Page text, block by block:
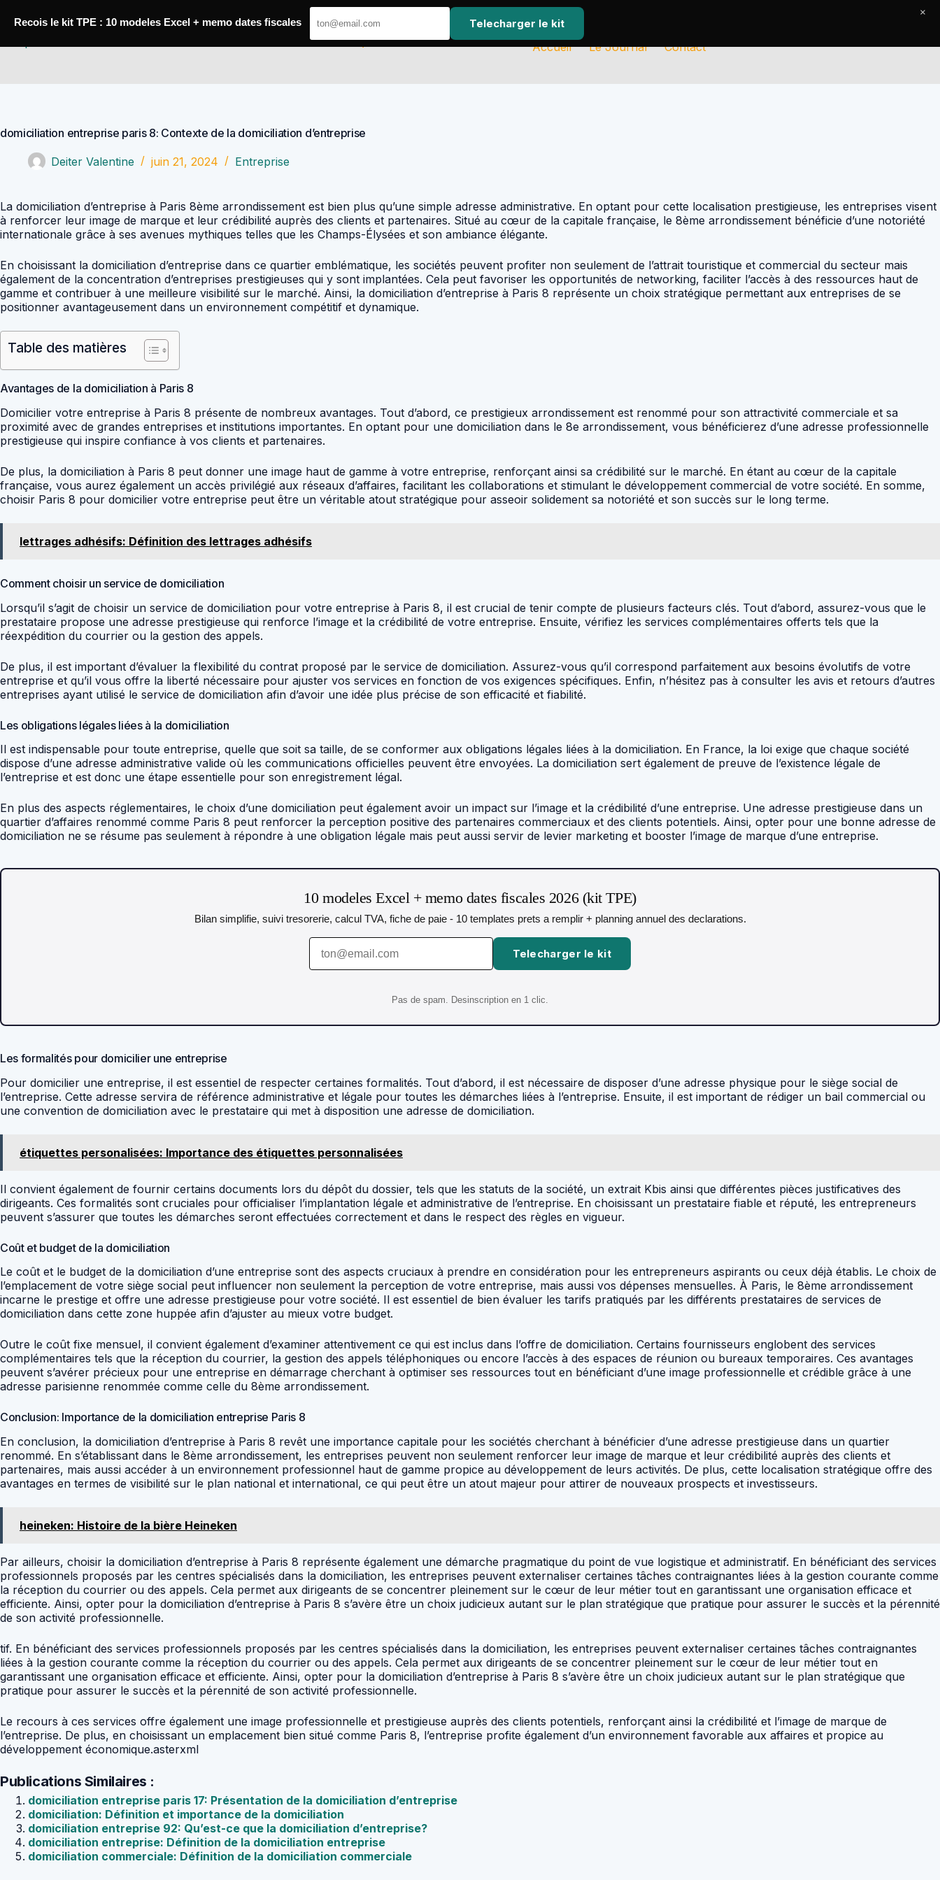
Accueil Le Journal Contact
domiciliation entreprise paris 8: Contexte de la domiciliation d’entreprise
Deiter Valentine juin 21, 2024 Entreprise
La domiciliation d’entreprise à Paris 8ème arrondissement est bien plus qu’une simple adresse administrative. En optant pour cette localisation prestigieuse, les entreprises visent
à renforcer leur image de marque et leur crédibilité auprès des clients et partenaires. Situé au cœur de la capitale française, le 8ème arrondissement bénéficie d’une notoriété
internationale grâce à ses avenues mythiques telles que les Champs-Élysées et son ambiance élégante.
En choisissant la domiciliation d’entreprise dans ce quartier emblématique, les sociétés peuvent profiter non seulement de l’attrait touristique et commercial du secteur mais
également de la concentration d’entreprises prestigieuses qui y sont implantées. Cela peut favoriser les opportunités de networking, faciliter l’accès à des ressources haut de
gamme et contribuer à une meilleure visibilité sur le marché. Ainsi, la domiciliation d’entreprise à Paris 8 représente un choix stratégique permettant aux entreprises de se
positionner avantageusement dans un environnement compétitif et dynamique.
Table des matières
Avantages de la domiciliation à Paris 8
Domicilier votre entreprise à Paris 8 présente de nombreux avantages. Tout d’abord, ce prestigieux arrondissement est renommé pour son attractivité commerciale et sa
proximité avec de grandes entreprises et institutions importantes. En optant pour une domiciliation dans le 8e arrondissement, vous bénéficierez d’une adresse professionnelle
prestigieuse qui inspire confiance à vos clients et partenaires.
De plus, la domiciliation à Paris 8 peut donner une image haut de gamme à votre entreprise, renforçant ainsi sa crédibilité sur le marché. En étant au cœur de la capitale
française, vous aurez également un accès privilégié aux réseaux d’affaires, facilitant les collaborations et stimulant le développement commercial de votre société. En somme,
choisir Paris 8 pour domicilier votre entreprise peut être un véritable atout stratégique pour asseoir solidement sa notoriété et son succès sur le long terme.
lettrages adhésifs: Définition des lettrages adhésifs
Comment choisir un service de domiciliation
Lorsqu’il s’agit de choisir un service de domiciliation pour votre entreprise à Paris 8, il est crucial de tenir compte de plusieurs facteurs clés. Tout d’abord, assurez-vous que le
prestataire propose une adresse prestigieuse qui renforce l’image et la crédibilité de votre entreprise. Ensuite, vérifiez les services complémentaires offerts tels que la
réexpédition du courrier ou la gestion des appels.
De plus, il est important d’évaluer la flexibilité du contrat proposé par le service de domiciliation. Assurez-vous qu’il correspond parfaitement aux besoins évolutifs de votre
entreprise et qu’il vous offre la liberté nécessaire pour ajuster vos services en fonction de vos exigences spécifiques. Enfin, n’hésitez pas à consulter les avis et retours d’autres
entreprises ayant utilisé le service de domiciliation afin d’avoir une idée plus précise de son efficacité et fiabilité.
Les obligations légales liées à la domiciliation
Il est indispensable pour toute entreprise, quelle que soit sa taille, de se conformer aux obligations légales liées à la domiciliation. En France, la loi exige que chaque société
dispose d’une adresse administrative valide où les communications officielles peuvent être envoyées. La domiciliation sert également de preuve de l’existence légale de
l’entreprise et est donc une étape essentielle pour son enregistrement légal.
En plus des aspects réglementaires, le choix d’une domiciliation peut également avoir un impact sur l’image et la crédibilité d’une entreprise. Une adresse prestigieuse dans un
quartier d’affaires renommé comme Paris 8 peut renforcer la perception positive des partenaires commerciaux et des clients potentiels. Ainsi, opter pour une bonne adresse de
domiciliation ne se résume pas seulement à répondre à une obligation légale mais peut aussi servir de levier marketing et booster l’image de marque d’une entreprise.
10 modeles Excel + memo dates fiscales 2026 (kit TPE)
Bilan simplifie, suivi tresorerie, calcul TVA, fiche de paie - 10 templates prets a remplir + planning annuel des declarations.
Telecharger le kit
Pas de spam. Desinscription en 1 clic.
Les formalités pour domicilier une entreprise
Pour domicilier une entreprise, il est essentiel de respecter certaines formalités. Tout d’abord, il est nécessaire de disposer d’une adresse physique pour le siège social de
l’entreprise. Cette adresse servira de référence administrative et légale pour toutes les démarches liées à l’entreprise. Ensuite, il est important de rédiger un bail commercial ou
une convention de domiciliation avec le prestataire qui met à disposition une adresse de domiciliation.
étiquettes personalisées: Importance des étiquettes personnalisées
Il convient également de fournir certains documents lors du dépôt du dossier, tels que les statuts de la société, un extrait Kbis ainsi que différentes pièces justificatives des
dirigeants. Ces formalités sont cruciales pour officialiser l’implantation légale et administrative de l’entreprise. En choisissant un prestataire fiable et réputé, les entrepreneurs
peuvent s’assurer que toutes les démarches seront effectuées correctement et dans le respect des règles en vigueur.
Coût et budget de la domiciliation
Le coût et le budget de la domiciliation d’une entreprise sont des aspects cruciaux à prendre en considération pour les entrepreneurs aspirants ou ceux déjà établis. Le choix de
l’emplacement de votre siège social peut influencer non seulement la perception de votre entreprise, mais aussi vos dépenses mensuelles. À Paris, le 8ème arrondissement
incarne le prestige et offre une adresse prestigieuse pour votre société. Il est essentiel de bien évaluer les tarifs pratiqués par les différents prestataires de services de
domiciliation dans cette zone huppée afin d’ajuster au mieux votre budget.
Outre le coût fixe mensuel, il convient également d’examiner attentivement ce qui est inclus dans l’offre de domiciliation. Certains fournisseurs englobent des services
complémentaires tels que la réception du courrier, la gestion des appels téléphoniques ou encore l’accès à des espaces de réunion ou bureaux temporaires. Ces avantages
peuvent s’avérer précieux pour une entreprise en démarrage cherchant à optimiser ses ressources tout en bénéficiant d’une image professionnelle et crédible grâce à une
adresse parisienne renommée comme celle du 8ème arrondissement.
Conclusion: Importance de la domiciliation entreprise Paris 8
En conclusion, la domiciliation d’entreprise à Paris 8 revêt une importance capitale pour les sociétés cherchant à bénéficier d’une adresse prestigieuse dans un quartier
renommé. En s’établissant dans le 8ème arrondissement, les entreprises peuvent non seulement renforcer leur image de marque et leur crédibilité auprès des clients et
partenaires, mais aussi accéder à un environnement professionnel haut de gamme propice au développement de leurs activités. De plus, cette localisation stratégique offre des
avantages en termes de visibilité sur le plan national et international, ce qui peut être un atout majeur pour attirer de nouveaux prospects et investisseurs.
heineken: Histoire de la bière Heineken
Par ailleurs, choisir la domiciliation d’entreprise à Paris 8 représente également une démarche pragmatique du point de vue logistique et administratif. En bénéficiant des services
professionnels proposés par les centres spécialisés dans la domiciliation, les entreprises peuvent externaliser certaines tâches contraignantes liées à la gestion courante comme
la réception du courrier ou des appels. Cela permet aux dirigeants de se concentrer pleinement sur le cœur de leur métier tout en garantissant une organisation efficace et
efficiente. Ainsi, opter pour la domiciliation d’entreprise à Paris 8 s’avère être un choix judicieux autant sur le plan stratégique que pratique pour assurer le succès et la pérennité
de son activité professionnelle.
tif. En bénéficiant des services professionnels proposés par les centres spécialisés dans la domiciliation, les entreprises peuvent externaliser certaines tâches contraignantes
liées à la gestion courante comme la réception du courrier ou des appels. Cela permet aux dirigeants de se concentrer pleinement sur le cœur de leur métier tout en
garantissant une organisation efficace et efficiente. Ainsi, opter pour la domiciliation d’entreprise à Paris 8 s’avère être un choix judicieux autant sur le plan stratégique que
pratique pour assurer le succès et la pérennité de son activité professionnelle.
Le recours à ces services offre également une image professionnelle et prestigieuse auprès des clients potentiels, renforçant ainsi la crédibilité et l’image de marque de
l’entreprise. De plus, en choisissant un emplacement bien situé comme Paris 8, l’entreprise profite également d’un environnement favorable aux affaires et propice au
développement économique.asterxml
Publications Similaires :
domiciliation entreprise paris 17: Présentation de la domiciliation d’entreprise
domiciliation: Définition et importance de la domiciliation
domiciliation entreprise 92: Qu’est-ce que la domiciliation d’entreprise?
domiciliation entreprise: Définition de la domiciliation entreprise
domiciliation commerciale: Définition de la domiciliation commerciale
Recois le kit TPE : 10 modeles Excel + memo dates fiscales Telecharger le kit
×